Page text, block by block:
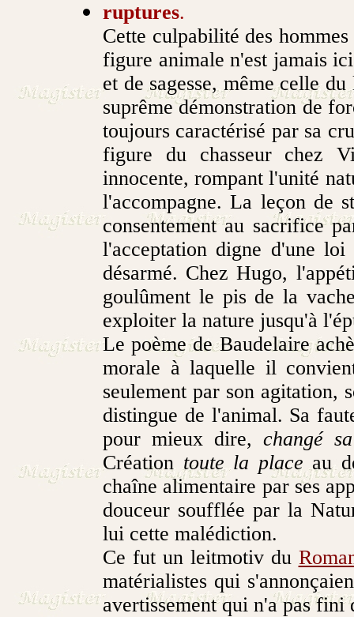
ruptures.
Cette culpabilité des
figure animale n'est jamais
et de sagesse, même celle
suprême démonstration de
toujours caractérisé par sa
figure du chasseur chez
innocente, rompant l'unité
l'accompagne. La leçon de
consentement au sacrifice
l'acceptation digne d'une
désarmé. Chez Hugo,
goulûment le pis de la
exploiter la nature jusqu'à
Le poème de Baudelaire
morale à laquelle il
seulement par son agitation,
distingue de l'animal. Sa
pour mieux dire,changé
Création toute la place au
chaîne alimentaire par ses
douceur soufflée par la
lui cette malédiction.
Ce fut un leitmotiv du
matérialistes qui
avertissement qui n'a pas fini